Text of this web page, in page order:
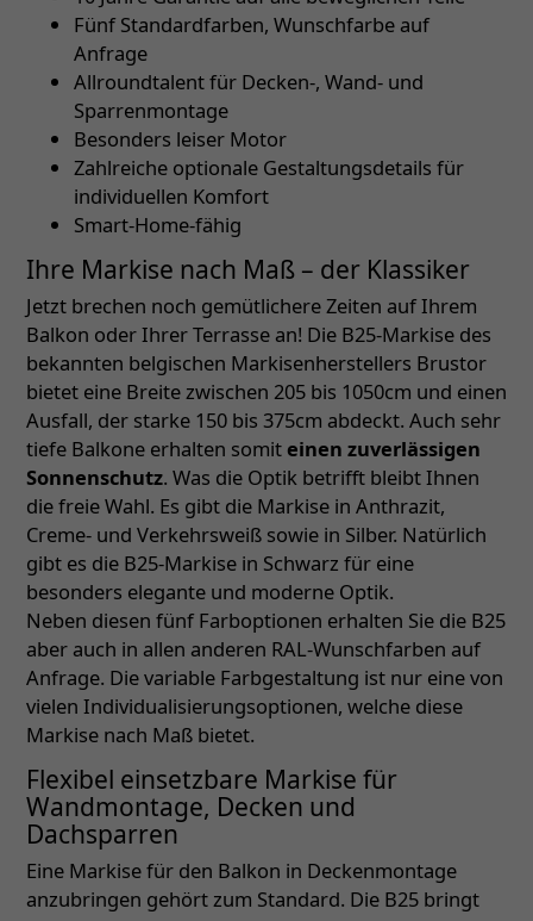
Fünf Standardfarben, Wunschfarbe auf
Anfrage
Allroundtalent für Decken-, Wand- und
Sparrenmontage
Besonders leiser Motor
Zahlreiche optionale Gestaltungsdetails für
individuellen Komfort
Smart-Home-fähig
Ihre Markise nach Maß – der Klassiker
Jetzt brechen noch gemütlichere Zeiten auf Ihrem
Balkon oder Ihrer Terrasse an! Die B25-Markise des
bekannten belgischen Markisenherstellers Brustor
bietet eine Breite zwischen 205 bis 1050cm und einen
Ausfall, der starke 150 bis 375cm abdeckt. Auch sehr
tiefe Balkone erhalten somit einen zuverlässigen
Sonnenschutz. Was die Optik betrifft bleibt Ihnen
die freie Wahl. Es gibt die Markise in Anthrazit,
Creme- und Verkehrsweiß sowie in Silber. Natürlich
gibt es die B25-Markise in Schwarz für eine
besonders elegante und moderne Optik.
Neben diesen fünf Farboptionen erhalten Sie die B25
aber auch in allen anderen RAL-Wunschfarben auf
Anfrage. Die variable Farbgestaltung ist nur eine von
vielen Individualisierungsoptionen, welche diese
Markise nach Maß bietet.
Flexibel einsetzbare Markise für
Wandmontage, Decken und
Dachsparren
Eine Markise für den Balkon in Deckenmontage
anzubringen gehört zum Standard. Die B25 bringt